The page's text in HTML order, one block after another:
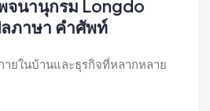
จนานุกรม Longdo
ภาษา คำศัพท์
ายในบ้านและธุรกิจที่หลากหลาย